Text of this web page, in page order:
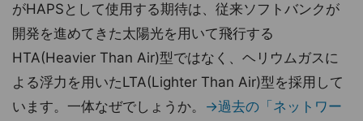
がHAPSとして使用する期待は、従来ソフトバンクが
開発を進めてきた太陽光を用いて飛行する
HTA(Heavier Than Air)型ではなく、ヘリウムガスに
よる浮力を用いたLTA(Lighter Than Air)型を採用して
います。一体なぜでしょうか。 →過去の「ネットワー